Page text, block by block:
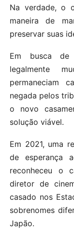
Na verdade, o
maneira de
preservar suas
Em busca de
legalmente
permaneciam
negada pelos
o novo
solução viável.
Em 2021, uma
de esperança
reconheceu o
diretor de
casado nos
sobrenomes
Japão.